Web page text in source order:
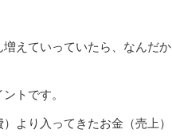
えていっていたら、なんだか
トです。
より入ってきたお金（売上）